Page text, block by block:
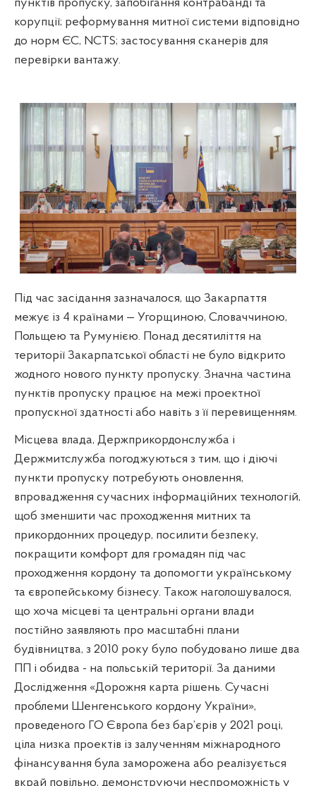
пунктів пропуску, запобігання контрабанді та
корупції; реформування митної системи відповідно
до норм ЄС, NCTS; застосування сканерів для
перевірки вантажу.
Під час засідання зазначалося, що Закарпаття
межує із 4 країнами — Угорщиною, Словаччиною,
Польщею та Румунією. Понад десятиліття на
території Закарпатської області не було відкрито
жодного нового пункту пропуску. Значна частина
пунктів пропуску працює на межі проектної
пропускної здатності або навіть з її перевищенням.
Місцева влада, Держприкордонслужба і
Держмитслужба погоджуються з тим, що і діючі
пункти пропуску потребують оновлення,
впровадження сучасних інформаційних технологій,
щоб зменшити час проходження митних та
прикордонних процедур, посилити безпеку,
покращити комфорт для громадян під час
проходження кордону та допомогти українському
та європейському бізнесу. Також наголошувалося,
що хоча місцеві та центральні органи влади
постійно заявляють про масштабні плани
будівництва, з 2010 року було побудовано лише два
ПП і обидва - на польській території. За даними
Дослідження «Дорожня карта рішень. Сучасні
проблеми Шенгенського кордону України»,
проведеного ГО Європа без бар’єрів у 2021 році,
ціла низка проектів із залученням міжнародного
фінансування була заморожена або реалізується
вкрай повільно, демонструючи неспроможність у